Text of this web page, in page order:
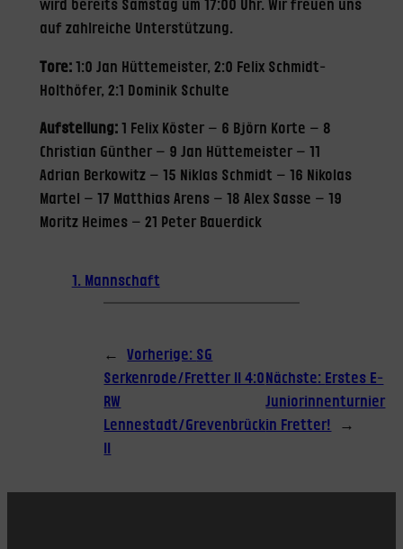
wird bereits Samstag um 17:00 Uhr. Wir freuen uns
auf zahlreiche Unterstützung.
Tore:1:0 Jan Hüttemeister, 2:0 Felix Schmidt-
Holthöfer, 2:1 Dominik Schulte
Aufstellung:1 Felix Köster – 6 Björn Korte – 8
Christian Günther – 9 Jan Hüttemeister – 11
Adrian Berkowitz – 15 Niklas Schmidt – 16 Nikolas
Martel – 17 Matthias Arens – 18 Alex Sasse – 19
Moritz Heimes – 21 Peter Bauerdick
1. Mannschaft
← Vorherige: SG
Serkenrode/Fretter II 4:0
RW
Lennestadt/Grevenbrück
II
Nächste: Erstes E-
Juniorinnenturnier
in Fretter!
→